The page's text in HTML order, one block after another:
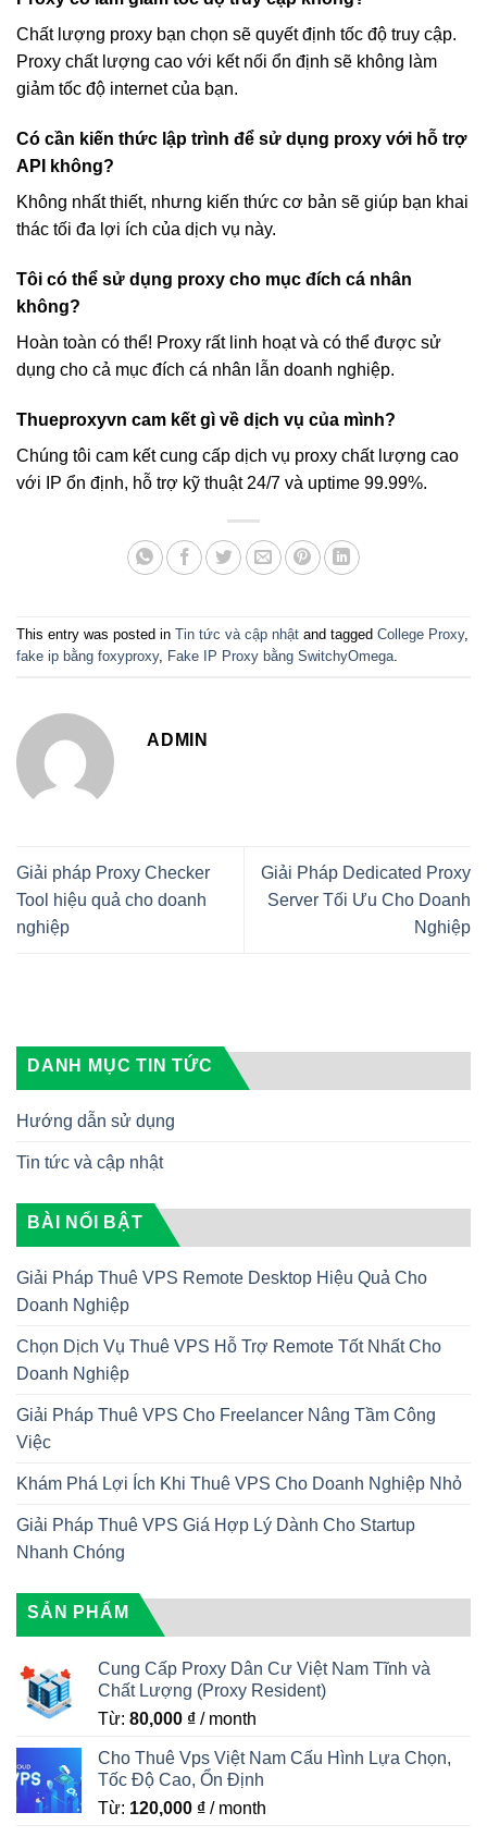
Chất lượng proxy bạn chọn sẽ quyết định tốc độ truy cập.
Proxy chất lượng cao với kết nối ổn định sẽ không làm
giảm tốc độ internet của bạn.
Có cần kiến thức lập trình để sử dụng proxy với hỗ trợ
API không?
Không nhất thiết, nhưng kiến thức cơ bản sẽ giúp bạn khai
thác tối đa lợi ích của dịch vụ này.
Tôi có thể sử dụng proxy cho mục đích cá nhân
không?
Hoàn toàn có thể! Proxy rất linh hoạt và có thể được sử
dụng cho cả mục đích cá nhân lẫn doanh nghiệp.
Thueproxyvn cam kết gì về dịch vụ của mình?
Chúng tôi cam kết cung cấp dịch vụ proxy chất lượng cao
với IP ổn định, hỗ trợ kỹ thuật 24/7 và uptime 99.99%.
This entry was posted in Tin tức và cập nhật and tagged College Proxy,
fake ip bằng foxyproxy, Fake IP Proxy bằng SwitchyOmega.
ADMIN
Giải pháp Proxy Checker
Tool hiệu quả cho doanh
nghiệp
Giải Pháp Dedicated Proxy
Server Tối Ưu Cho Doanh
Nghiệp
DANH MỤC TIN TỨC
Hướng dẫn sử dụng
Tin tức và cập nhật
BÀI NỔI BẬT
Giải Pháp Thuê VPS Remote Desktop Hiệu Quả Cho
Doanh Nghiệp
Chọn Dịch Vụ Thuê VPS Hỗ Trợ Remote Tốt Nhất Cho
Doanh Nghiệp
Giải Pháp Thuê VPS Cho Freelancer Nâng Tầm Công
Việc
Khám Phá Lợi Ích Khi Thuê VPS Cho Doanh Nghiệp Nhỏ
Giải Pháp Thuê VPS Giá Hợp Lý Dành Cho Startup
Nhanh Chóng
SẢN PHẨM
Cung Cấp Proxy Dân Cư Việt Nam Tĩnh và
Chất Lượng (Proxy Resident)
Từ: 80,000 ₫ / month
Cho Thuê Vps Việt Nam Cấu Hình Lựa Chọn,
Tốc Độ Cao, Ổn Định
Từ: 120,000 ₫ / month